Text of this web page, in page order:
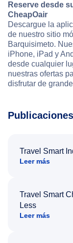
Reserve desde
CheapOair
Descargue la
de nuestro sitio
Barquisimeto.
iPhone, iPad y
desde cualquier
nuestras ofertas
disfrutar de
Travel Smart
Leer más
Travel Smart
Less
Leer más